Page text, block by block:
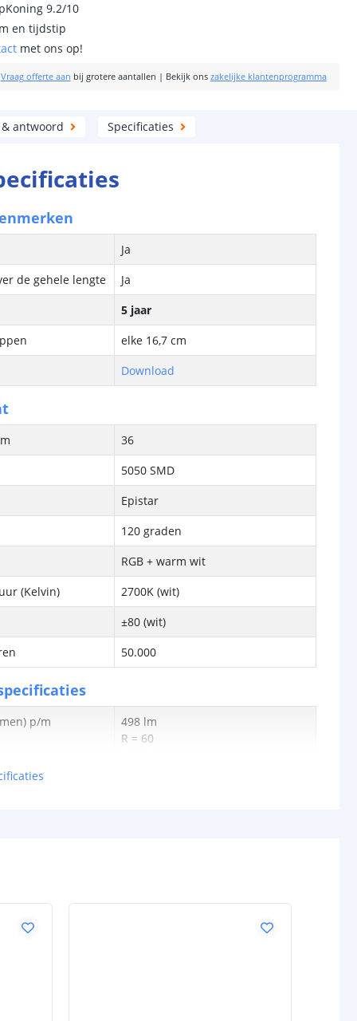
9.2/10
en tijdstip
met ons op!
Vraag offerte aan bij grotere aantallen | Bekijk ons zakelijke klantenprogramma
antwoord Specificaties
Ja
de gehele lengte
Ja
5 jaar
elke 16,7 cm
Download
36
5050 SMD
Epistar
120 graden
RGB + warm wit
(Kelvin)
2700K (wit)
±80 (wit)
50.000
p/m
498 lm
R = 60